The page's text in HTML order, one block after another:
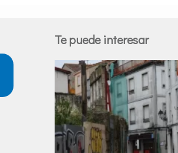
Te puede interesar